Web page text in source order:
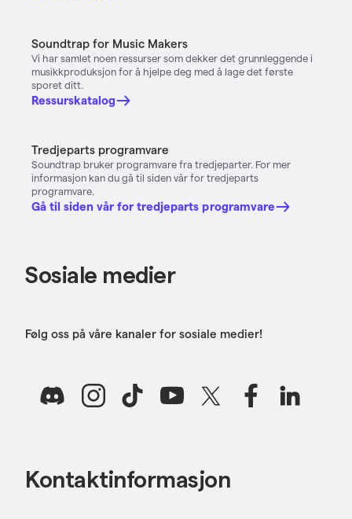
Soundtrap for Music Makers
Vi har samlet noen ressurser som dekker det grunnleggende i
musikkproduksjon for å hjelpe deg med å lage det første
sporet ditt.
Ressurskatalog
Tredjeparts programvare
Soundtrap bruker programvare fra tredjeparter. For mer
informasjon kan du gå til siden vår for tredjeparts
programvare.
Gå til siden vår for tredjeparts programvare
Sosiale medier
Følg oss på våre kanaler for sosiale medier!
Kontaktinformasjon